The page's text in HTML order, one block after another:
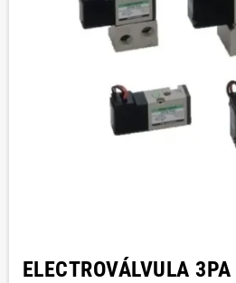
ELECTROVÁLVULA